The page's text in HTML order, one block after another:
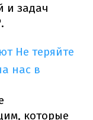
и задач
Не теряйте
нас в
которые